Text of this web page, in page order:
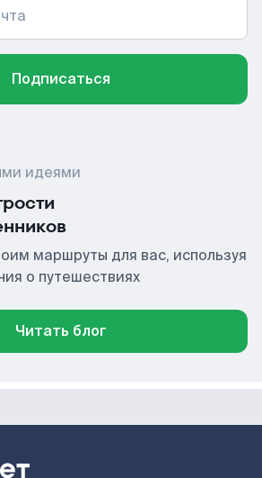
Подписаться
идеями
маршруты для вас, используя
о путешествиях
Читать блог